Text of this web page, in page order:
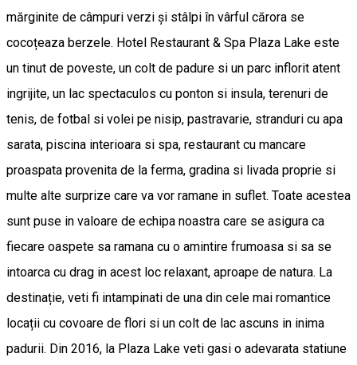
mărginite de câmpuri verzi și stâlpi în vârful cărora se
cocoțeaza berzele. Hotel Restaurant & Spa Plaza Lake este
un tinut de poveste, un colt de padure si un parc inflorit atent
ingrijite, un lac spectaculos cu ponton si insula, terenuri de
tenis, de fotbal si volei pe nisip, pastravarie, stranduri cu apa
sarata, piscina interioara si spa, restaurant cu mancare
proaspata provenita de la ferma, gradina si livada proprie si
multe alte surprize care va vor ramane in suflet. Toate acestea
sunt puse in valoare de echipa noastra care se asigura ca
fiecare oaspete sa ramana cu o amintire frumoasa si sa se
intoarca cu drag in acest loc relaxant, aproape de natura. La
destinație, veti fi intampinati de una din cele mai romantice
locații cu covoare de flori si un colt de lac ascuns in inima
padurii. Din 2016, la Plaza Lake veti gasi o adevarata statiune